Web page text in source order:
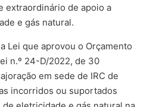
extraordinário de apoio a
e gás natural.
Lei que aprovou o Orçamento
n.º 24-D/2022, de 30
em sede de IRC de
incorridos ou suportados